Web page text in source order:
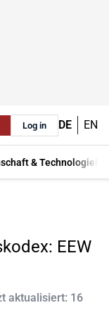
Log in DE EN
& Technologie
EEW
aktualisiert: 16